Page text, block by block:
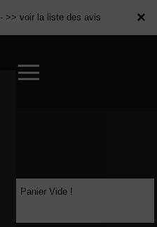
×
>> voir la liste des avis ×
Panier Vide !